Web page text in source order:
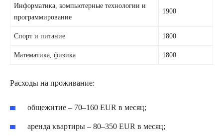
Информатика, компьютерные технологии и
программирование
1900
Спорт и питание 1800
Математика, физика 1800
Расходы на проживание:
общежитие – 70–160 EUR в месяц;
аренда квартиры – 80–350 EUR в месяц;